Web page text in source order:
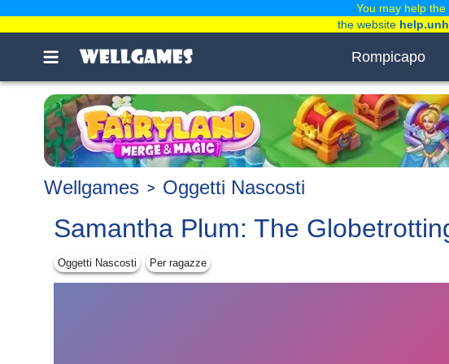
Rompicapo
Wellgames Oggetti Nascosti
Samantha Plum: The
Oggetti Nascosti Per ragazze
You may help
the website